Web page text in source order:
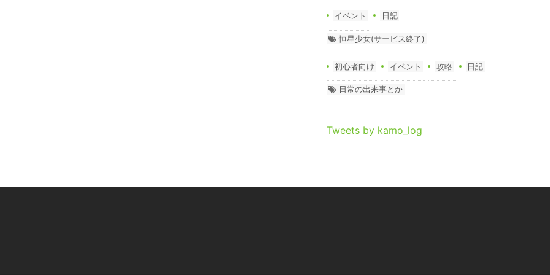
イベント 日記
恒星少女(サービス終了)
初心者向け イベント 攻略 日記
日常の出来事とか
Tweets by kamo_log